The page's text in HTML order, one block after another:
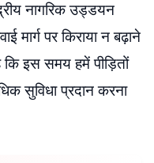
नागरिक उड्डयन
मार्ग पर किराया न बढ़ाने
इस समय हमें पीड़ितों
सुविधा प्रदान करना